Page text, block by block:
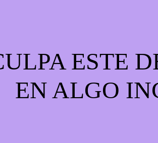
ESTE
EN ALGO